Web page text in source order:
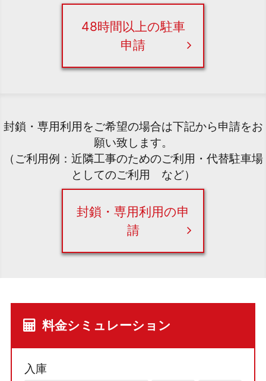
48時間以上の駐車
申請
封鎖・専用利用をご希望の場合は下記から申請をお
願い致します。
（ご利用例：近隣工事のためのご利用・代替駐車場
としてのご利用 など）
封鎖・専用利用の申
請
料金シミュレーション
入庫